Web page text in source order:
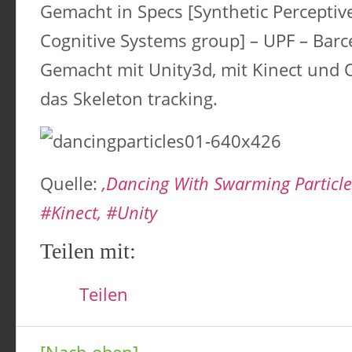
Gemacht in Specs [Synthetic
Cognitive Systems group] – UPF –
Gemacht mit Unity3d, mit Kinect und
das Skeleton tracking.
Quelle: ‚Dancing With Swarming
#Kinect, #Unity
Teilen mit:
Teilen